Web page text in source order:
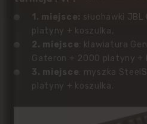
1. miejsce: słuchawki
platyny + koszulka,
2. miejsce: klawiatura
Gateron + 2000 platyny +
3. miejsce: myszka
platyny + koszulka.